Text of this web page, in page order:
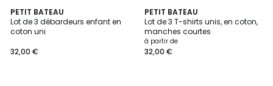
PETIT BATEAU
Lot de 3 débardeurs enfant en
coton uni
32,00 €
PETIT BATEAU
Lot de 3 T-shirts unis, en coton,
manches courtes
à partir de
32,00 €